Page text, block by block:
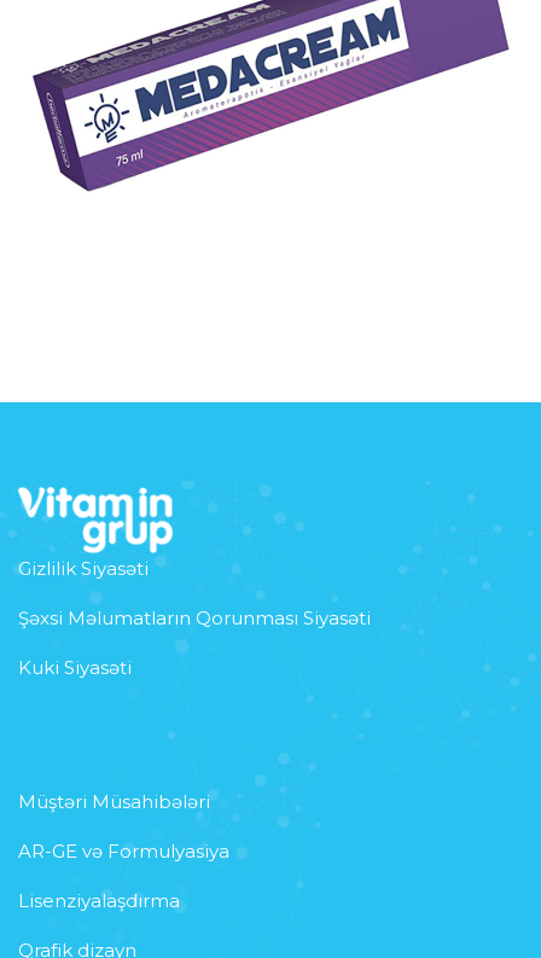
Gizlilik Siyasəti
Şəxsi Məlumatların Qorunması Siyasəti
Kuki Siyasəti
Müştəri Müsahibələri
AR-GE və Formulyasiya
Lisenziyalaşdırma
Qrafik dizayn